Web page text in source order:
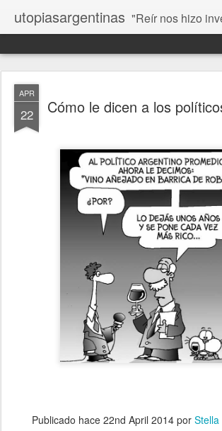
utopiasargentinas "Reír nos hizo invencibles. No como los que siempre ganan, sino como
APR
22 Cómo le dicen a los
Publicado hace 22nd April 2014por